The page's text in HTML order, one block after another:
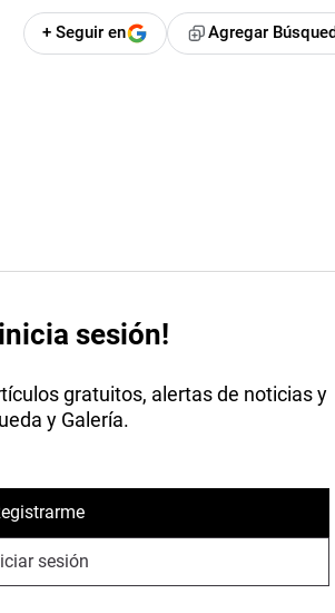
+ Seguir en Agregar
sesión!
gratuitos, alertas de noticias y
y Galería.
sesión